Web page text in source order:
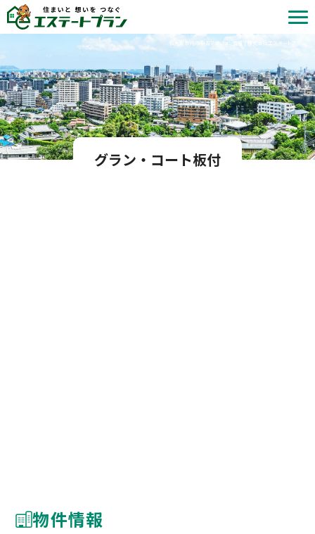
北九州市内の中古マンション情報 | 株式会社エステートプラン
グラン・コート板付
物件情報